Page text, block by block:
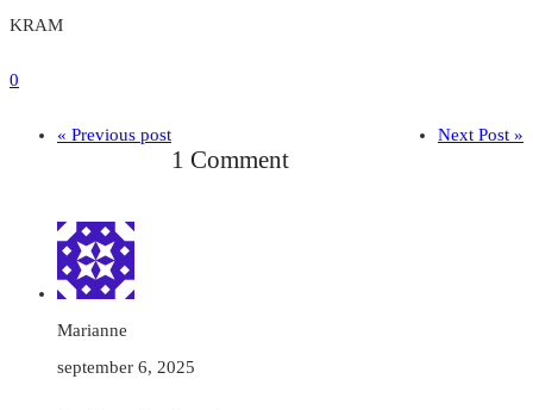
KRAM
0
« Previous post Next Post »
1 Comment
Marianne
september 6, 2025